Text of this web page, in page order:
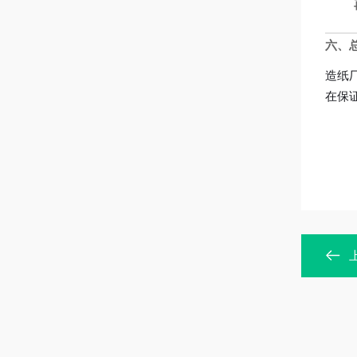
六、
造纸
在保